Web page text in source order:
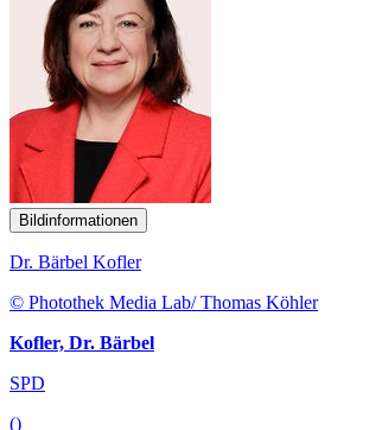
Bildinformationen
Dr. Bärbel Kofler
© Photothek Media Lab/ Thomas Köhler
Kofler, Dr. Bärbel
SPD
()